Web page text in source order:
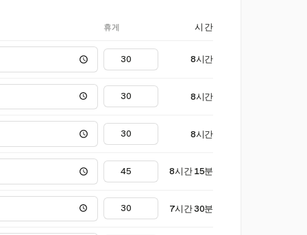
휴게 시간
8시간
8시간
8시간
8시간 15분
7시간 30분